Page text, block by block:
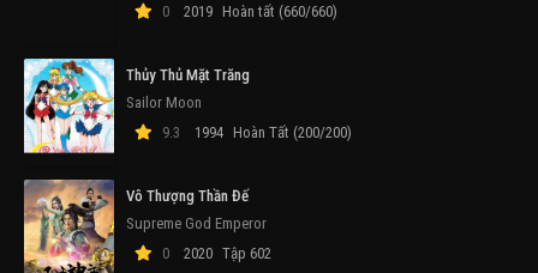
0
2019 Hoàn tất (660/660)
Thủy Thủ Mặt Trăng
Sailor Moon
9.3
1994 Hoàn Tất (200/200)
Vô Thượng Thần Đế
Supreme God Emperor
0
2020 Tập 602